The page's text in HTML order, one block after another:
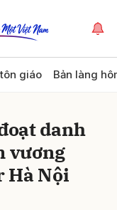
giáo Bản làng
danh
vương
Hà Nội